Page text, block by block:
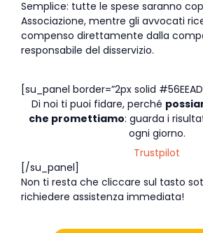
Semplice: tutte le spese saranno
Associazione, mentre gli avvocati
compenso direttamente dalla
responsabile del disservizio.
[su_panel border=”2px solid
Di noi ti puoi fidare, perché
che promettiamo: guarda i
ogni giorno.
Trustpilot
[/su_panel]
Non ti resta che cliccare sul tasto
richiedere assistenza immediata!